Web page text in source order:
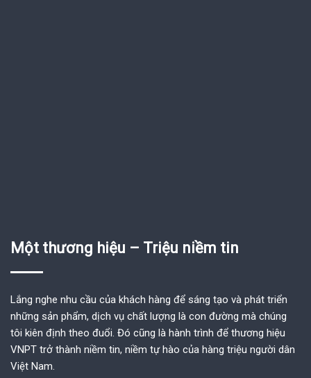
Một thương hiệu – Triệu niềm tin
Lắng nghe nhu cầu của khách hàng để sáng tạo và phát triển
những sản phẩm, dịch vụ chất lượng là con đường mà chúng
tôi kiên định theo đuổi. Đó cũng là hành trình để thương hiệu
VNPT trở thành niềm tin, niềm tự hào của hàng triệu người dân
Việt Nam.